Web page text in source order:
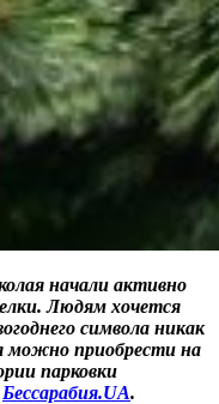
начали активно
Людям хочется
символа никак
можно приобрести на
парковки
Бессарабия.UA.